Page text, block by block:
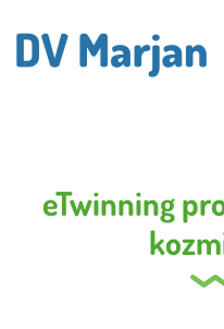
eTwinning